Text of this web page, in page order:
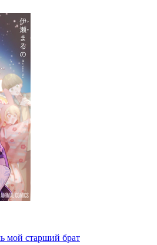
мой старший брат